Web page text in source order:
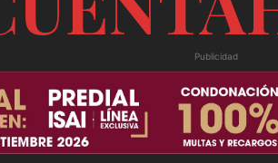
Publicidad